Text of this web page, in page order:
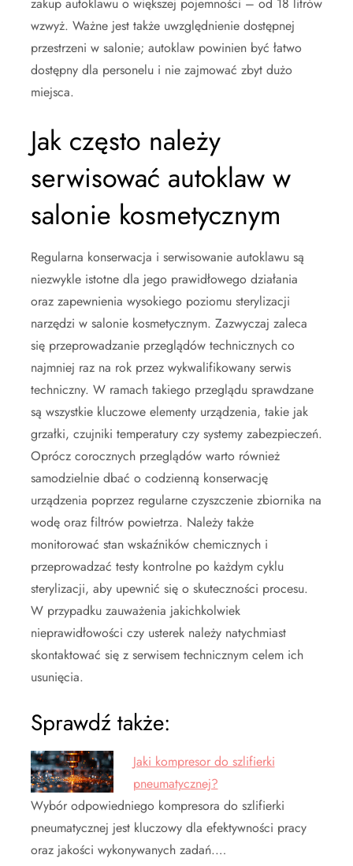
zakup autoklawu o większej pojemności – od 18 litrów
wzwyż. Ważne jest także uwzględnienie dostępnej
przestrzeni w salonie; autoklaw powinien być łatwo
dostępny dla personelu i nie zajmować zbyt dużo
miejsca.
Jak często należy
serwisować autoklaw w
salonie kosmetycznym
Regularna konserwacja i serwisowanie autoklawu są
niezwykle istotne dla jego prawidłowego działania
oraz zapewnienia wysokiego poziomu sterylizacji
narzędzi w salonie kosmetycznym. Zazwyczaj zaleca
się przeprowadzanie przeglądów technicznych co
najmniej raz na rok przez wykwalifikowany serwis
techniczny. W ramach takiego przeglądu sprawdzane
są wszystkie kluczowe elementy urządzenia, takie jak
grzałki, czujniki temperatury czy systemy zabezpieczeń.
Oprócz corocznych przeglądów warto również
samodzielnie dbać o codzienną konserwację
urządzenia poprzez regularne czyszczenie zbiornika na
wodę oraz filtrów powietrza. Należy także
monitorować stan wskaźników chemicznych i
przeprowadzać testy kontrolne po każdym cyklu
sterylizacji, aby upewnić się o skuteczności procesu.
W przypadku zauważenia jakichkolwiek
nieprawidłowości czy usterek należy natychmiast
skontaktować się z serwisem technicznym celem ich
usunięcia.
Sprawdź także:
Jaki kompresor do szlifierki
pneumatycznej?
Wybór odpowiedniego kompresora do szlifierki
pneumatycznej jest kluczowy dla efektywności pracy
oraz jakości wykonywanych zadań.…